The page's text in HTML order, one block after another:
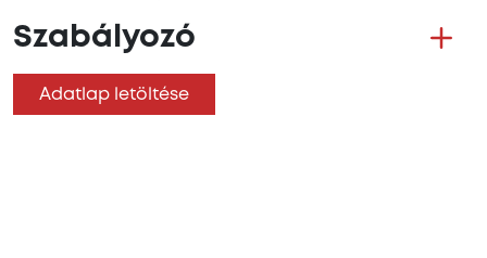
Szabályozó
Adatlap letöltése